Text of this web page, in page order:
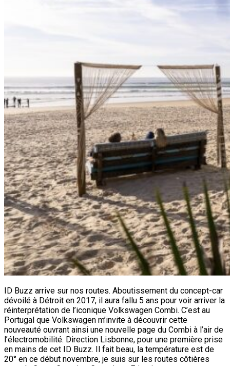
ID Buzz arrive sur nos routes. Aboutissement du concept-car
dévoilé à Détroit en 2017, il aura fallu 5 ans pour voir arriver la
réinterprétation de l’iconique Volkswagen Combi. C’est au
Portugal que Volkswagen m’invite à découvrir cette
nouveauté ouvrant ainsi une nouvelle page du Combi à l’air de
l’électromobilité. Direction Lisbonne, pour une première prise
en mains de cet ID Buzz. Il fait beau, la température est de
20° en ce début novembre, je suis sur les routes côtières